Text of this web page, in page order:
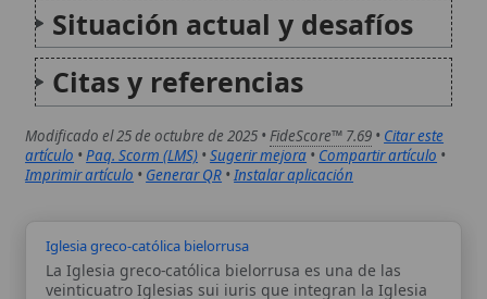
comunión con la Santa Sede. Su historia está
marcada...
Iglesia greco-católica húngara
iuris del rito bizantino que forma parte de la familia
de las Iglesias católicas orientales. Con sede en la
diócesis de Hajdúdorog, reúne a aproximadamente
Comité editorial
Artículo supervisado por el Comité